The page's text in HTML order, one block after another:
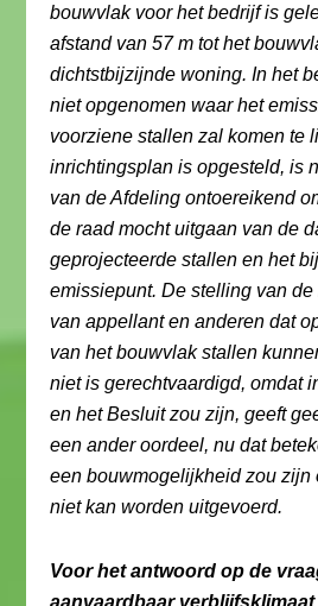
bouwvlak voor het bedrijf is
afstand van 57 m tot het
dichtstbijzijnde woning. In het
niet opgenomen waar het
voorziene stallen zal komen te
inrichtingsplan is opgesteld, is
van de Afdeling ontoereikend
de raad mocht uitgaan van de
geprojecteerde stallen en het
emissiepunt. De stelling van
van appellant en anderen dat
van het bouwvlak stallen
niet is gerechtvaardigd, omdat
en het Besluit zou zijn, geeft
een ander oordeel, nu dat
een bouwmogelijkheid zou zijn
niet kan worden uitgevoerd.
Voor het antwoord op de
aanvaardbaar